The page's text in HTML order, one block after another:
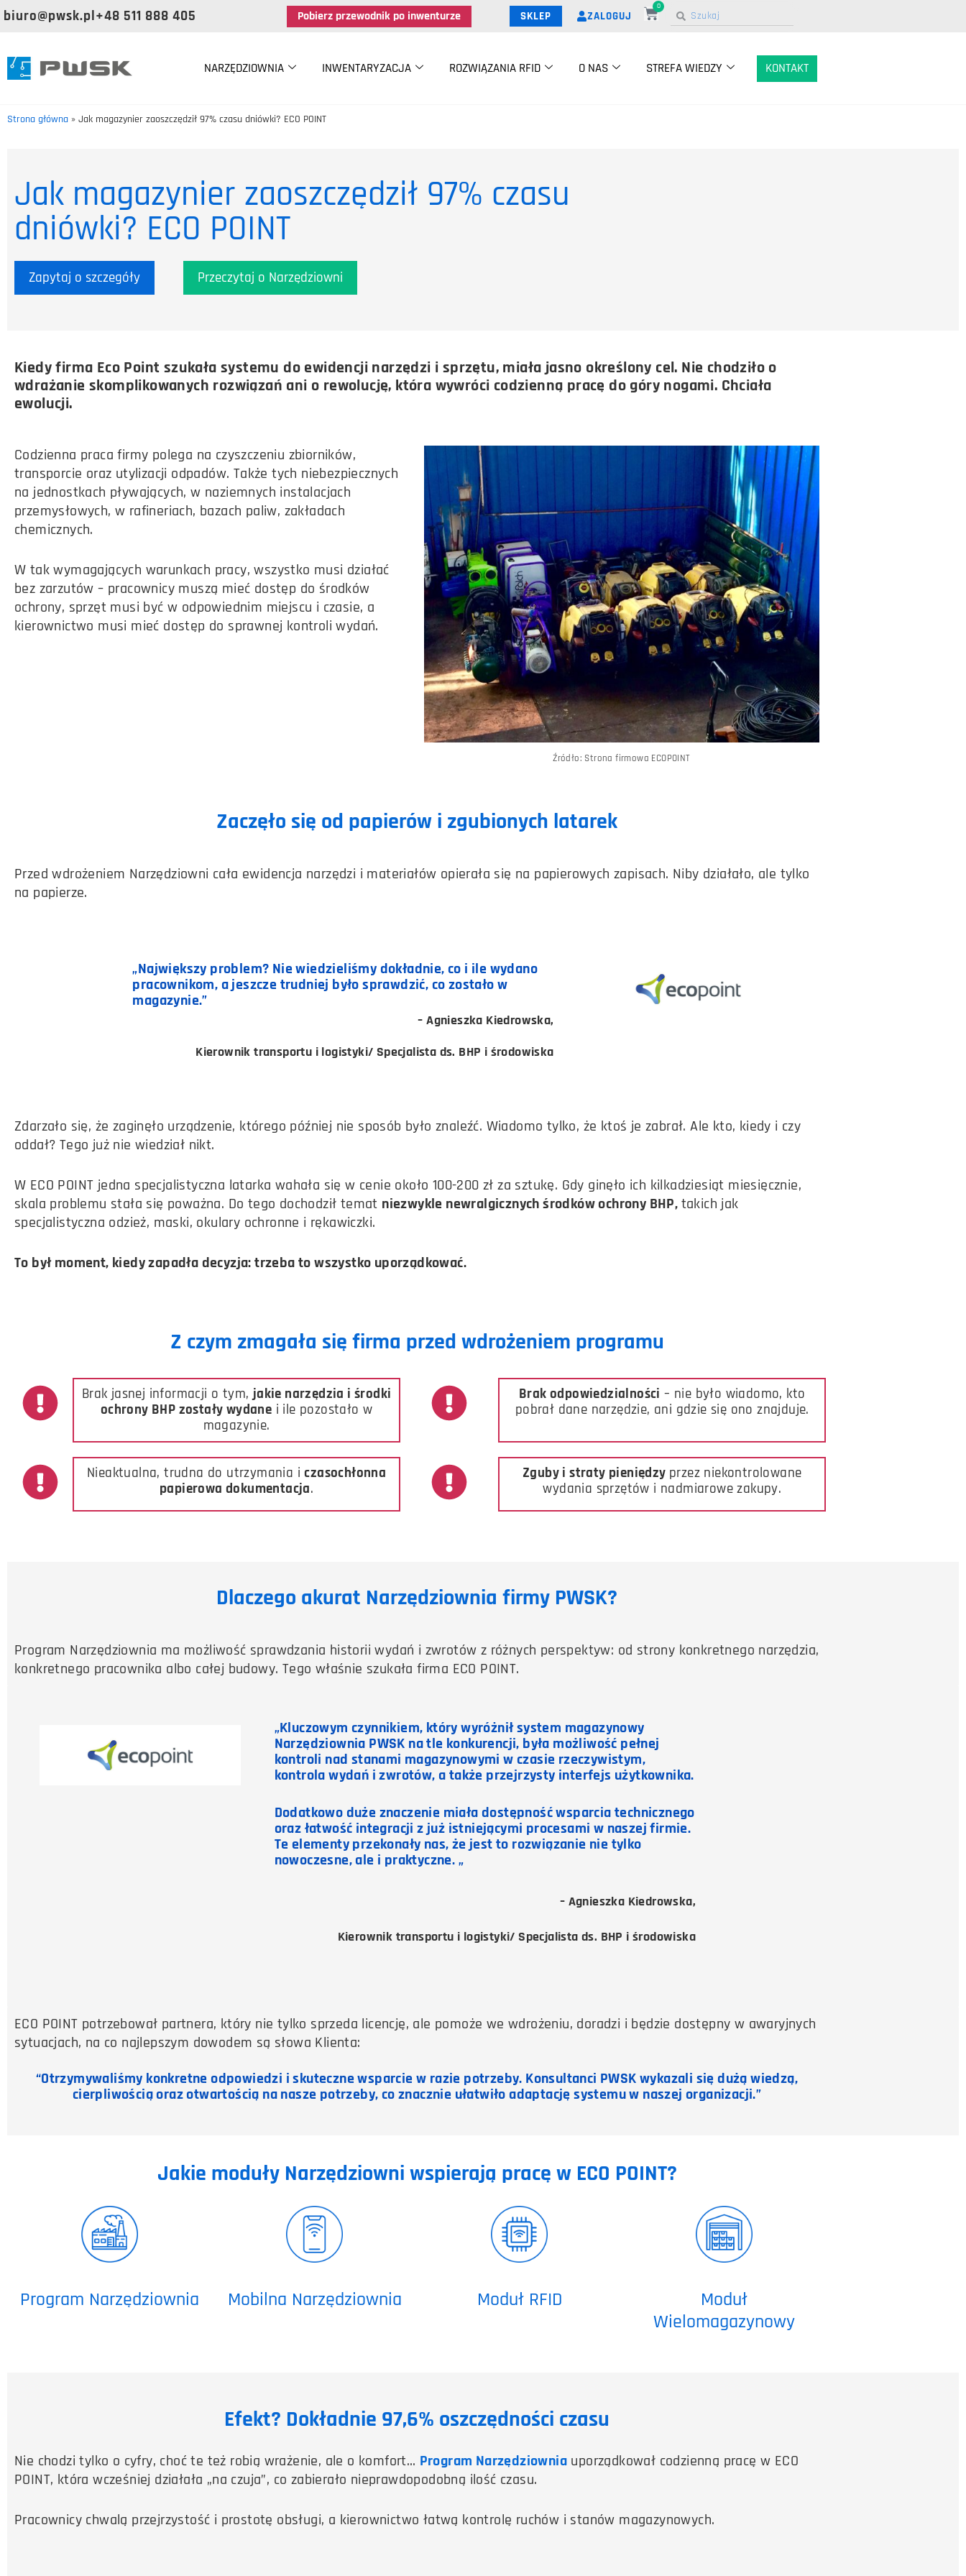
biuro@pwsk.pl+48 511 888 405 Pobierz przewodnik po inwenturze SKLEP ZALOGUJ
0
NARZĘDZIOWNIA INWENTARYZACJA ROZWIĄZANIA RFID O NAS STREFA WIEDZY KONTAKT
Strona główna » Jak magazynier zaoszczędził 97% czasu dniówki? ECO POINT
Jak magazynier zaoszczędził 97% czasu
dniówki? ECO POINT
Zapytaj o szczegóły Przeczytaj o Narzędziowni
Kiedy firma Eco Point szukała systemu do ewidencji narzędzi i sprzętu, miała jasno określony cel. Nie chodziło o
wdrażanie skomplikowanych rozwiązań ani o rewolucję, która wywróci codzienną pracę do góry nogami. Chciała
ewolucji.
Codzienna praca firmy polega na czyszczeniu zbiorników,
transporcie oraz utylizacji odpadów. Także tych niebezpiecznych
na jednostkach pływających, w naziemnych instalacjach
przemysłowych, w rafineriach, bazach paliw, zakładach
chemicznych.
W tak wymagających warunkach pracy, wszystko musi działać
bez zarzutów – pracownicy muszą mieć dostęp do środków
ochrony, sprzęt musi być w odpowiednim miejscu i czasie, a
kierownictwo musi mieć dostęp do sprawnej kontroli wydań.
Źródło: Strona firmowa ECOPOINT
Zaczęło się od papierów i zgubionych latarek
Przed wdrożeniem Narzędziowni cała ewidencja narzędzi i materiałów opierała się na papierowych zapisach. Niby działało, ale tylko
na papierze.
„Największy problem? Nie wiedzieliśmy dokładnie, co i ile wydano
pracownikom, a jeszcze trudniej było sprawdzić, co zostało w
magazynie.”
– Agnieszka Kiedrowska,
Kierownik transportu i logistyki/ Specjalista ds. BHP i środowiska
Zdarzało się, że zaginęło urządzenie, którego później nie sposób było znaleźć. Wiadomo tylko, że ktoś je zabrał. Ale kto, kiedy i czy
oddał? Tego już nie wiedział nikt.
W ECO POINT jedna specjalistyczna latarka wahała się w cenie około 100-200 zł za sztukę. Gdy ginęło ich kilkadziesiąt miesięcznie,
skala problemu stała się poważna. Do tego dochodził temat niezwykle newralgicznych środków ochrony BHP,takich jak
specjalistyczna odzież, maski, okulary ochronne i rękawiczki.
To był moment, kiedy zapadła decyzja: trzeba to wszystko uporządkować.
Z czym zmagała się firma przed wdrożeniem programu
Brak jasnej informacji o tym,jakie narzędzia i środki
ochrony BHP zostały wydane i ile pozostało w
magazynie.
Brak odpowiedzialności – nie było wiadomo, kto
pobrał dane narzędzie, ani gdzie się ono znajduje.
Nieaktualna, trudna do utrzymania iczasochłonna
papierowa dokumentacja.
Zguby i straty pieniędzy przez niekontrolowane
wydania sprzętów i nadmiarowe zakupy.
Dlaczego akurat Narzędziownia firmy PWSK?
Program Narzędziownia ma możliwość sprawdzania historii wydań i zwrotów z różnych perspektyw: od strony konkretnego narzędzia,
konkretnego pracownika albo całej budowy. Tego właśnie szukała firma ECO POINT.
„Kluczowym czynnikiem, który wyróżnił system magazynowy
Narzędziownia PWSK na tle konkurencji, była możliwość pełnej
kontroli nad stanami magazynowymi w czasie rzeczywistym,
kontrola wydań i zwrotów, a także przejrzysty interfejs użytkownika.
Dodatkowo duże znaczenie miała dostępność wsparcia technicznego
oraz łatwość integracji z już istniejącymi procesami w naszej firmie.
Te elementy przekonały nas, że jest to rozwiązanie nie tylko
nowoczesne, ale i praktyczne. „
– Agnieszka Kiedrowska,
Kierownik transportu i logistyki/ Specjalista ds. BHP i środowiska
ECO POINT potrzebował partnera, który nie tylko sprzeda licencję, ale pomoże we wdrożeniu, doradzi i będzie dostępny w awaryjnych
sytuacjach, na co najlepszym dowodem są słowa Klienta:
“Otrzymywaliśmy konkretne odpowiedzi i skuteczne wsparcie w razie potrzeby. Konsultanci PWSK wykazali się dużą wiedzą,
cierpliwością oraz otwartością na nasze potrzeby, co znacznie ułatwiło adaptację systemu w naszej organizacji.”
Jakie moduły Narzędziowni wspierają pracę w ECO POINT?
Program Narzędziownia Mobilna Narzędziownia Moduł RFID
Moduł
Wielomagazynowy
Efekt? Dokładnie 97,6% oszczędności czasu
Nie chodzi tylko o cyfry, choć te też robią wrażenie, ale o komfort… Program Narzędziownia uporządkował codzienną pracę w ECO
POINT, która wcześniej działała „na czuja”, co zabierało nieprawdopodobną ilość czasu.
Pracownicy chwalą przejrzystość i prostotę obsługi, a kierownictwo łatwą kontrolę ruchów i stanów magazynowych.